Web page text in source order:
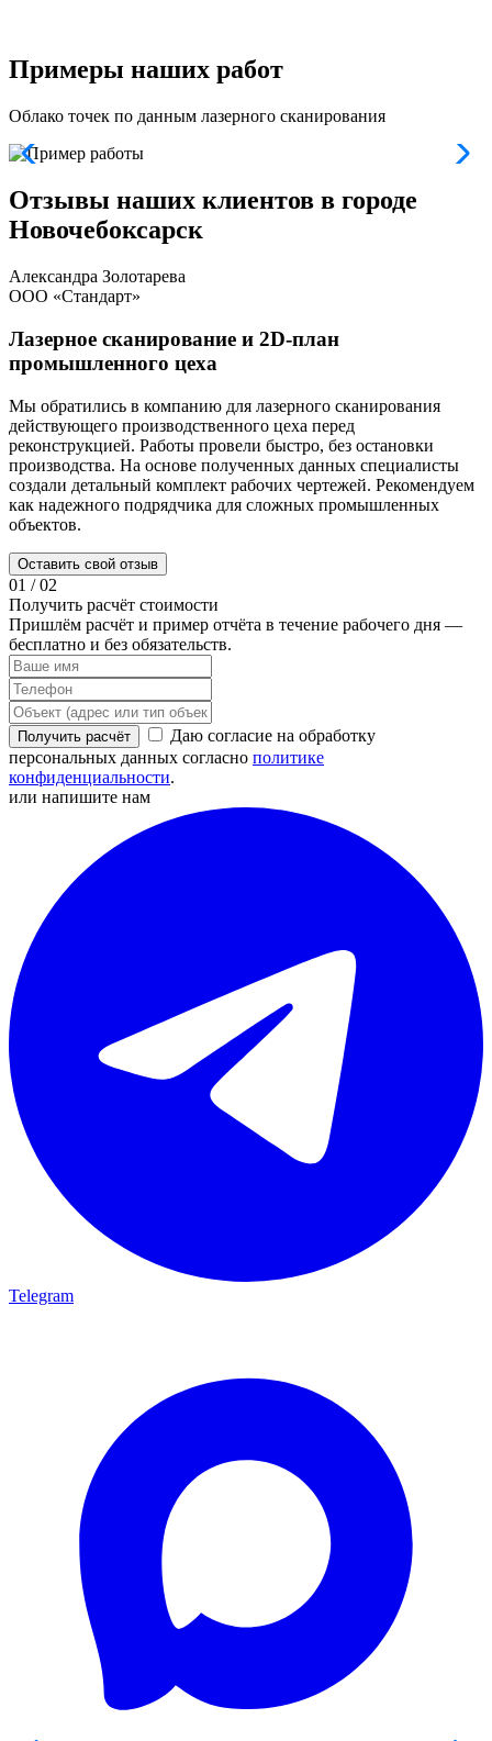
Примеры наших работ
Облако точек по данным лазерного сканирования
Отзывы наших клиентов в городе
Новочебоксарск
Александра Золотарева
ООО «Стандарт»
Лазерное сканирование и 2D-план
промышленного цеха
Мы обратились в компанию для лазерного сканирования
действующего производственного цеха перед
реконструкцией. Работы провели быстро, без остановки
производства. На основе полученных данных специалисты
создали детальный комплект рабочих чертежей. Рекомендуем
как надежного подрядчика для сложных промышленных
объектов.
Оставить свой отзыв
01 / 02
Получить расчёт стоимости
Пришлём расчёт и пример отчёта в течение рабочего дня —
бесплатно и без обязательств.
Получить расчёт
Даю согласие на обработку
персональных данных согласно политике
конфиденциальности.
или напишите нам
Telegram